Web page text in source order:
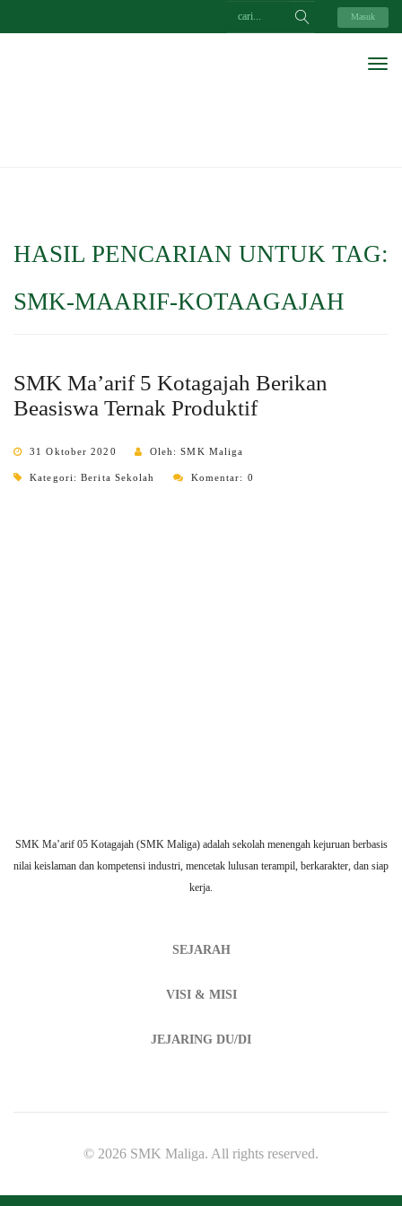
Masuk
HASIL PENCARIAN UNTUK TAG:
SMK-MAARIF-KOTAAGAJAH
SMK Ma’arif 5 Kotagajah Berikan
Beasiswa Ternak Produktif
31 Oktober 2020 Oleh: SMK Maliga
Kategori:Berita Sekolah Komentar: 0
SMK Ma’arif 05 Kotagajah (SMK Maliga) adalah sekolah menengah kejuruan berbasis
nilai keislaman dan kompetensi industri, mencetak lulusan terampil, berkarakter, dan siap
kerja.
SEJARAH
VISI & MISI
JEJARING DU/DI
© 2026 SMK Maliga. All rights reserved.